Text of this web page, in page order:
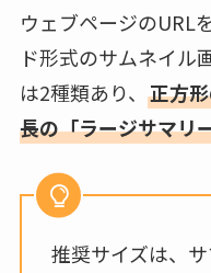
ウェブページのURL
ド形式のサムネイル
は2種類あり、 正方
長の「ラージサマリ
推奨サイズは、